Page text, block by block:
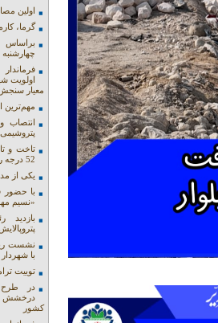
اولین
گرما،
براساس
اولویت
معیار
مهم‌ترین
انتصاب
تاخت و
52 درجه رسید
یکی از
با حضور
«نسیم
نشست
با
توییت
در
درخشش
کشور